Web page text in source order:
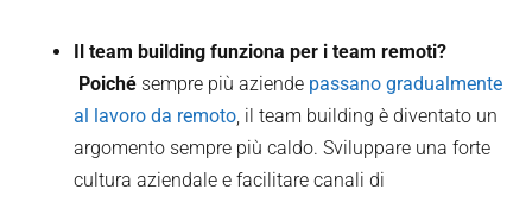
Il team building funziona per i team remoti?
‍ Poiché sempre più aziende passano gradualmente
al lavoro da remoto, il team building è diventato un
argomento sempre più caldo. Sviluppare una forte
cultura aziendale e facilitare canali di